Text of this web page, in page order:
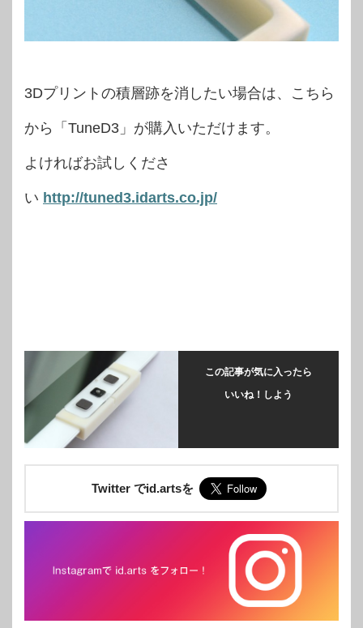
3Dプリントの積層跡を消したい場合は、こちら
から「TuneD3」が購入いただけます。
よければお試しくださ
い http://tuned3.idarts.co.jp/
この記事が気に入ったら
いいね！しよう
Twitter でid.artsを